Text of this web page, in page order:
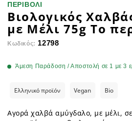
ΠΕΡΙΒΟΛΙ
Βιολογικός
με Μέλι 75g Το
Κωδικός: 12798
Άμεση Παράδοση / Αποστολή σε 1 με 3
Ελληνικό προϊόν Vegan Bio
Αγορά χαλβά αμύγδαλο, με μέλι,